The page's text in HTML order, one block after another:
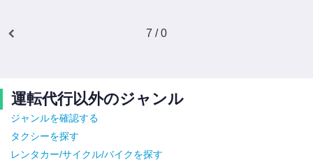
7 / 0
運転代行以外のジャンル
ジャンルを確認する
タクシーを探す
レンタカー/サイクル/バイクを探す